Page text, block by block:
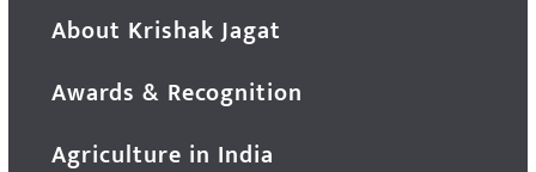
About Krishak Jagat
Awards & Recognition
Agriculture in India